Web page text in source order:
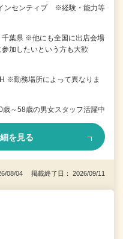
ンセンティブ ※経験・能力等
葉県 ※他にも全国に出店会場
加したいという方も大歓
※勤務場所によって異なりま
～58歳の男女スタッフ活躍中
を見る
08/04 掲載終了日： 2026/09/11